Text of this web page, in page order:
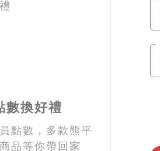
數換好禮
點數，多款熊平
品等你帶回家